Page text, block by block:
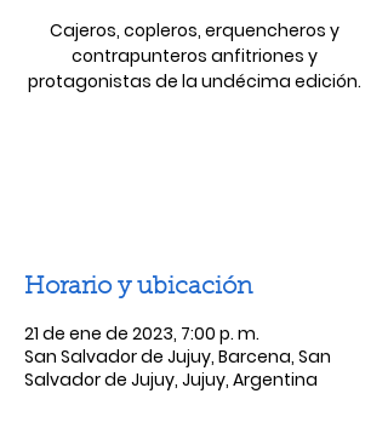
Cajeros, copleros, erquencheros y
contrapunteros anfitriones y
protagonistas de la undécima edición.
Horario y ubicación
21 de ene de 2023, 7:00 p. m.
San Salvador de Jujuy, Barcena, San
Salvador de Jujuy, Jujuy, Argentina